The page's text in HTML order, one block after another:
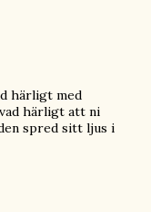
härligt med
härligt att ni
spred sitt ljus i